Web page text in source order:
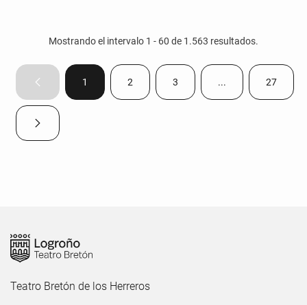
Mostrando el intervalo 1 - 60 de 1.563 resultados.
Página anteriorPágina
1 Página
2 Página
3 ...Páginas Página
27
Página siguiente
Teatro Bretón de los Herreros